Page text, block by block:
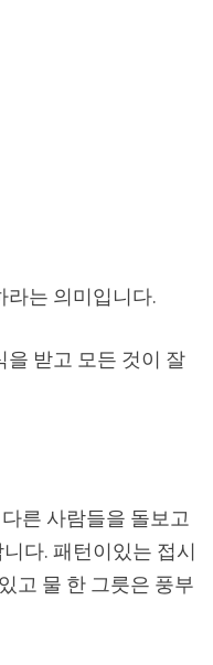
라는 의미입니다.
받고 모든 것이 잘
른 사람들을 돌보고
다. 패턴이있는 접시
고 물 한 그릇은 풍부